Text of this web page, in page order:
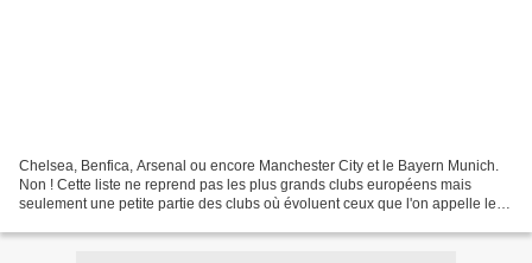
Chelsea, Benfica, Arsenal ou encore Manchester City et le Bayern Munich.
Non ! Cette liste ne reprend pas les plus grands clubs européens mais
seulement une petite partie des clubs où évoluent ceux que l'on appelle les